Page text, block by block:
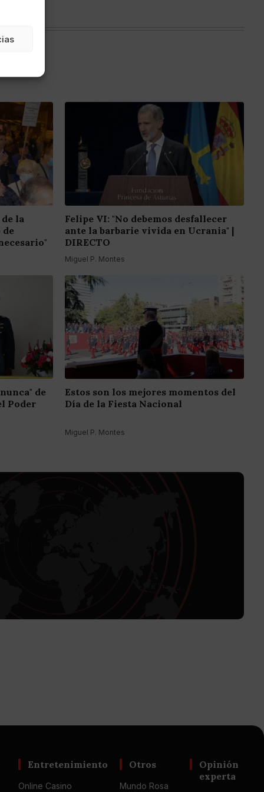
la
Felipe VI: "No debemos desfallecer
ante la barbarie vivida en Ucrania" |
DIRECTO
Miguel P. Montes
de
Poder
Estos son los mejores momentos del
Día de la Fiesta Nacional
Miguel P. Montes
Entretenimiento
Online Casino
Otros
Mundo Rosa
Opinión
experta